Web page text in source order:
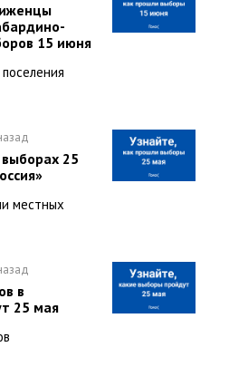
15 июня
25
местных
в
25 мая